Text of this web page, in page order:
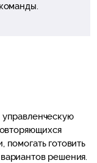
помогать готовить
решения.